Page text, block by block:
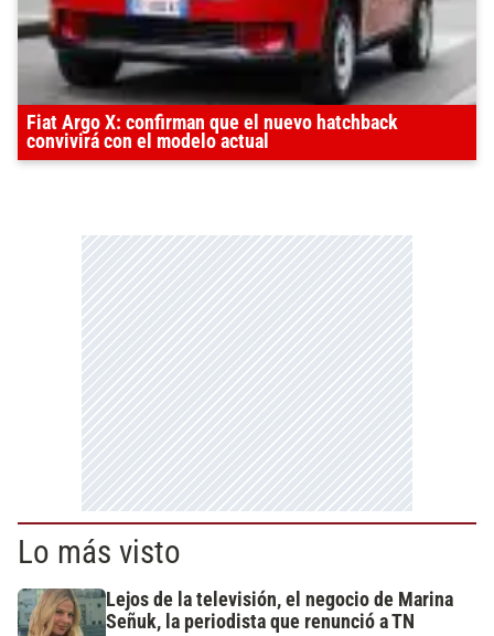
Fiat Argo X: confirman que el nuevo hatchback
convivirá con el modelo actual
Lo más visto
Lejos de la televisión, el negocio de Marina
Señuk, la periodista que renunció a TN